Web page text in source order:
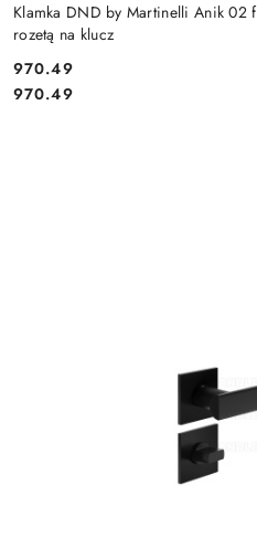
Klamka DND by Martinelli Anik 02
rozetą na klucz
Cena:
970.49
Cena:
970.49